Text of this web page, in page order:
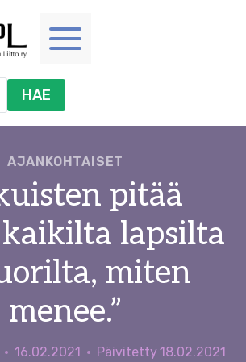
HAE
AJANKOHTAISET
pitää
lapsilta
miten
menee.”
16.02.2021 Päivitetty18.02.2021